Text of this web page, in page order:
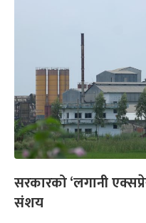
सरकारको ‘लगानी
संशय